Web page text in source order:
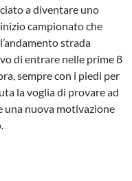
a diventare uno
campionato che
strada
di entrare nelle prime 8
sempre con i piedi per
la voglia di provare ad
una nuova motivazione